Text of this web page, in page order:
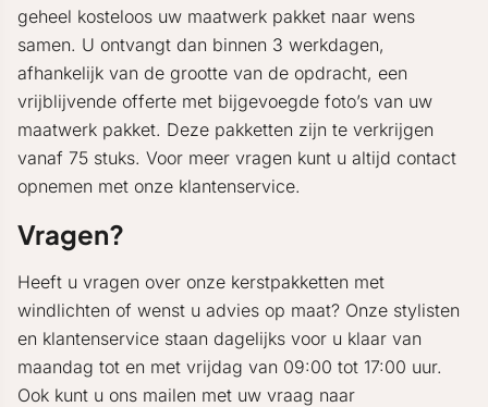
geheel kosteloos uw maatwerk pakket naar wens
samen. U ontvangt dan binnen 3 werkdagen,
afhankelijk van de grootte van de opdracht, een
vrijblijvende offerte met bijgevoegde foto’s van uw
maatwerk pakket. Deze pakketten zijn te verkrijgen
vanaf 75 stuks. Voor meer vragen kunt u altijd contact
opnemen met onze klantenservice.
Vragen?
Heeft u vragen over onze kerstpakketten met
windlichten of wenst u advies op maat? Onze stylisten
en klantenservice staan dagelijks voor u klaar van
maandag tot en met vrijdag van 09:00 tot 17:00 uur.
Ook kunt u ons mailen met uw vraag naar